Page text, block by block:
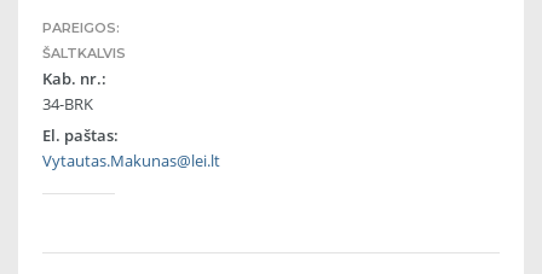
PAREIGOS:
ŠALTKALVIS
Kab. nr.:
34-BRK
El. paštas:
Vytautas.Makunas@lei.lt